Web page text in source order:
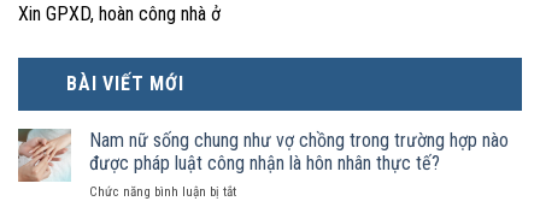
Xin GPXD, hoàn công nhà ở
BÀI VIẾT MỚI
Nam nữ sống chung như vợ chồng trong trường hợp nào
được pháp luật công nhận là hôn nhân thực tế?
Chức năng bình luận bị tắtở